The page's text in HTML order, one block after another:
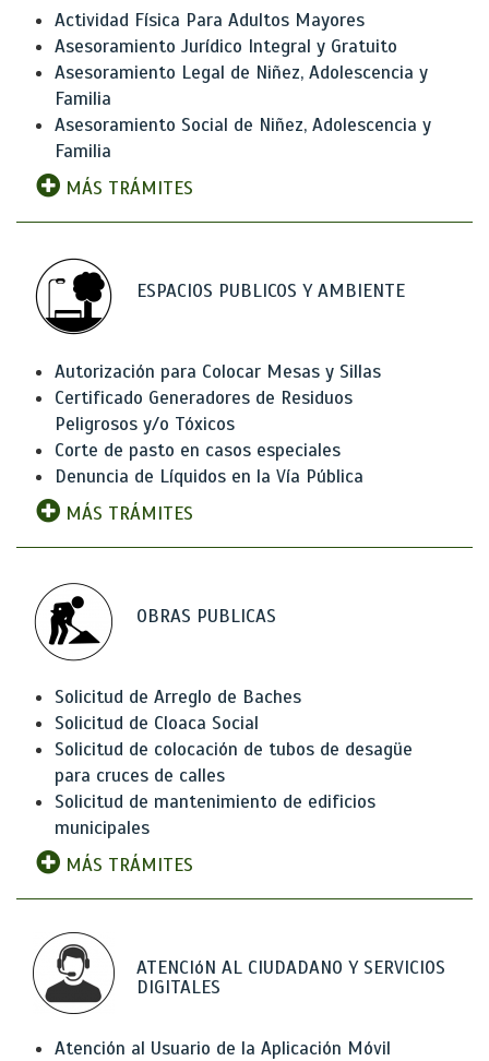
Actividad Física Para Adultos Mayores
Asesoramiento Jurídico Integral y Gratuito
Asesoramiento Legal de Niñez, Adolescencia y
Familia
Asesoramiento Social de Niñez, Adolescencia y
Familia
MÁS TRÁMITES
ESPACIOS PUBLICOS Y AMBIENTE
Autorización para Colocar Mesas y Sillas
Certificado Generadores de Residuos
Peligrosos y/o Tóxicos
Corte de pasto en casos especiales
Denuncia de Líquidos en la Vía Pública
MÁS TRÁMITES
OBRAS PUBLICAS
Solicitud de Arreglo de Baches
Solicitud de Cloaca Social
Solicitud de colocación de tubos de desagüe
para cruces de calles
Solicitud de mantenimiento de edificios
municipales
MÁS TRÁMITES
ATENCIóN AL CIUDADANO Y SERVICIOS
DIGITALES
Atención al Usuario de la Aplicación Móvil